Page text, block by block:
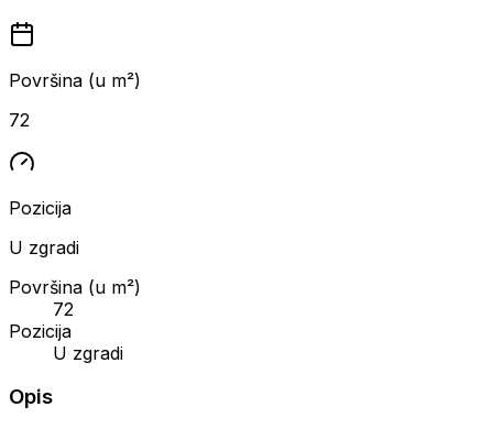
Površina (u m²)
72
Pozicija
U zgradi
Površina (u m²)
72
Pozicija
U zgradi
Opis